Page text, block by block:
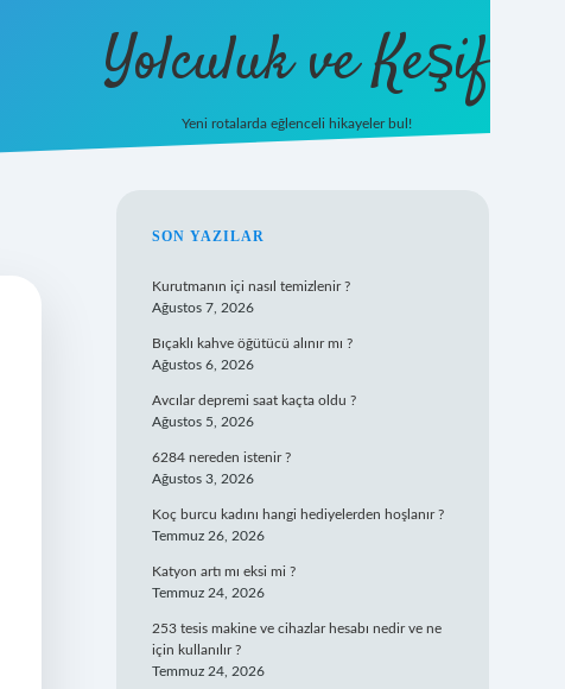
Yolculuk ve Keşif
Yeni rotalarda eğlenceli hikayeler bul!
SIDEBAR
SON YAZILAR
Kurutmanın içi nasıl temizlenir ?
Ağustos 7, 2026
Bıçaklı kahve öğütücü alınır mı ?
Ağustos 6, 2026
Avcılar depremi saat kaçta oldu ?
Ağustos 5, 2026
6284 nereden istenir ?
Ağustos 3, 2026
Koç burcu kadını hangi hediyelerden hoşlanır ?
Temmuz 26, 2026
Katyon artı mı eksi mi ?
Temmuz 24, 2026
253 tesis makine ve cihazlar hesabı nedir ve ne
için kullanılır ?
Temmuz 24, 2026